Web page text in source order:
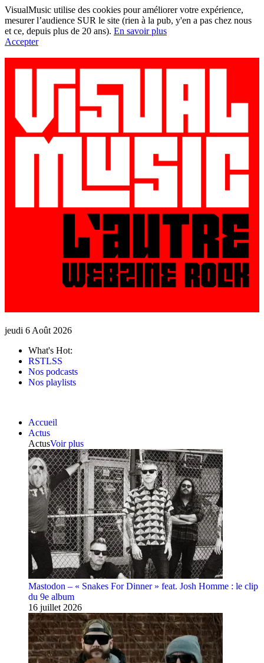
VisualMusic utilise des cookies pour améliorer votre expérience,
mesurer l’audience SUR le site (rien à la pub, y'en a pas chez nous
et ce, depuis plus de 20 ans). En savoir plus
Accepter
jeudi 6 Août 2026
What's Hot:
RSTLSS
Nos podcasts
Nos playlists
Accueil
Actus
ActusVoir plus
Mastodon – « Snakes For Dinner » feat. Josh Homme : le clip
du 9e album
16 juillet 2026